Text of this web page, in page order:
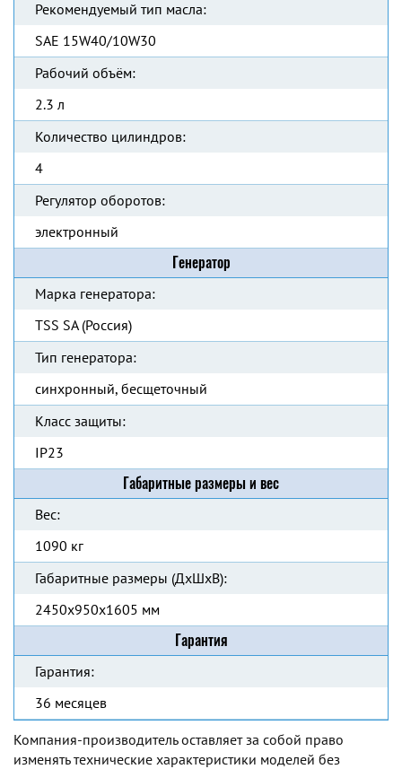
Рекомендуемый тип масла:
SAE 15W40/10W30
Рабочий объём:
2.3 л
Количество цилиндров:
4
Регулятор оборотов:
электронный
Генератор
Марка генератора:
TSS SA (Россия)
Тип генератора:
синхронный, бесщеточный
Класс защиты:
IP23
Габаритные размеры и вес
Вес:
1090 кг
Габаритные размеры (ДхШхВ):
2450x950x1605 мм
Гарантия
Гарантия:
36 месяцев
Компания-производитель оставляет за собой право
изменять технические характеристики моделей без